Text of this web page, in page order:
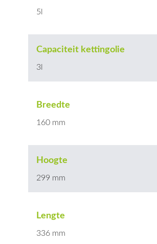
5l
Capaciteit kettingolie
3l
Breedte
160 mm
Hoogte
299 mm
Lengte
336 mm